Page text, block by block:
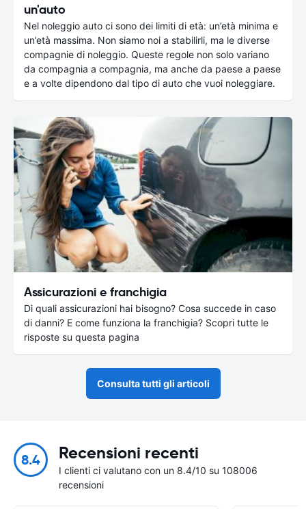
un'auto
Nel noleggio auto ci sono dei limiti di età: un’età minima e
un’età massima. Non siamo noi a stabilirli, ma le diverse
compagnie di noleggio. Queste regole non solo variano
da compagnia a compagnia, ma anche da paese a paese
e a volte dipendono dal tipo di auto che vuoi noleggiare.
Assicurazioni e franchigia
Di quali assicurazioni hai bisogno? Cosa succede in caso
di danni? E come funziona la franchigia? Scopri tutte le
risposte su questa pagina
Consulta tutti gli articoli
8.4 Recensioni recenti
I clienti ci valutano con un 8.4/10 su 108006
recensioni